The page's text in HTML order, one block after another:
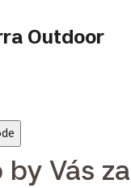
Outdoor
by Vás